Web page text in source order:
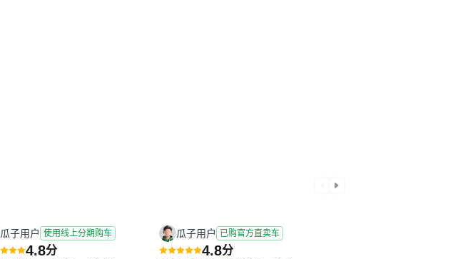
瓜子用户 使用线上分期购车
4.8分
瓜子用户 已购官方直卖车
4.8分